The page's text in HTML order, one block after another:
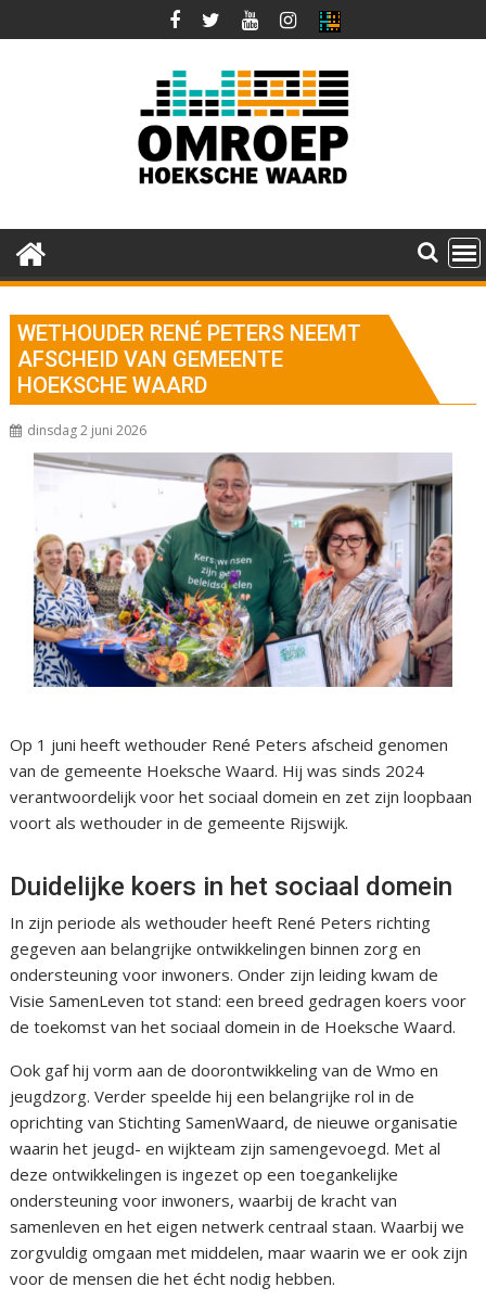
naar
WETHOUDER RENÉ PETERS NEEMT
AFSCHEID VAN GEMEENTE
HOEKSCHE WAARD
dinsdag 2 juni 2026
Op 1 juni heeft wethouder René Peters afscheid genomen
van de gemeente Hoeksche Waard. Hij was sinds 2024
verantwoordelijk voor het sociaal domein en zet zijn loopbaan
voort als wethouder in de gemeente Rijswijk.
Duidelijke koers in het sociaal domein
In zijn periode als wethouder heeft René Peters richting
gegeven aan belangrijke ontwikkelingen binnen zorg en
ondersteuning voor inwoners. Onder zijn leiding kwam de
Visie SamenLeven tot stand: een breed gedragen koers voor
de toekomst van het sociaal domein in de Hoeksche Waard.
Ook gaf hij vorm aan de doorontwikkeling van de Wmo en
jeugdzorg. Verder speelde hij een belangrijke rol in de
oprichting van Stichting SamenWaard, de nieuwe organisatie
waarin het jeugd- en wijkteam zijn samengevoegd. Met al
deze ontwikkelingen is ingezet op een toegankelijke
ondersteuning voor inwoners, waarbij de kracht van
samenleven en het eigen netwerk centraal staan. Waarbij we
zorgvuldig omgaan met middelen, maar waarin we er ook zijn
voor de mensen die het écht nodig hebben.